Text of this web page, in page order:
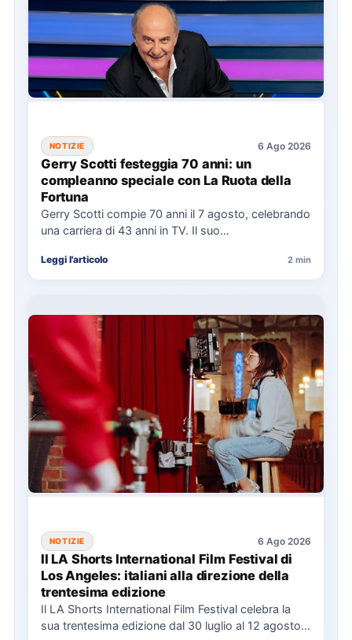
NOTIZIE 6 Ago 2026
Gerry Scotti festeggia 70 anni: un
compleanno speciale con La Ruota della
Fortuna
Gerry Scotti compie 70 anni il 7 agosto, celebrando
una carriera di 43 anni in TV. Il suo…
Leggi l'articolo 2 min
NOTIZIE 6 Ago 2026
Il LA Shorts International Film Festival di
Los Angeles: italiani alla direzione della
trentesima edizione
Il LA Shorts International Film Festival celebra la
sua trentesima edizione dal 30 luglio al 12 agosto,